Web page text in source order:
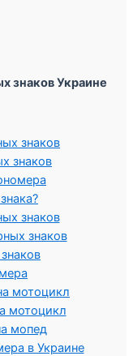
знаков Украине
знаков
знаков
знаков
знаков
мотоцикл
мотоцикл
мопед
в Украине